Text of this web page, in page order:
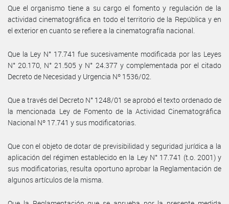
Que el organismo tiene a su cargo el fomento y regulación de la
actividad cinematográfica en todo el territorio de la República y en
el exterior en cuanto se refiere a la cinematografía nacional.
Que la Ley N° 17.741 fue sucesivamente modificada por las Leyes
N° 20.170, N° 21.505 y N° 24.377 y complementada por el citado
Decreto de Necesidad y Urgencia Nº 1536/02.
Que a través del Decreto N° 1248/01 se aprobó el texto ordenado de
la mencionada Ley de Fomento de la Actividad Cinematográfica
Nacional Nº 17.741 y sus modificatorias.
Que con el objeto de dotar de previsibilidad y seguridad jurídica a la
aplicación del régimen establecido en la Ley N° 17.741 (t.o. 2001) y
sus modificatorias, resulta oportuno aprobar la Reglamentación de
algunos artículos de la misma.